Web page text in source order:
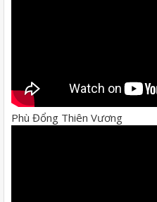
Phù Đổng Thiên Vương